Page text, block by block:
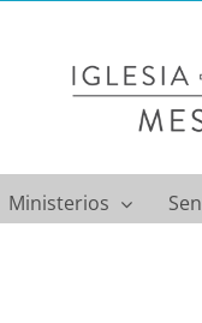
Ministerios